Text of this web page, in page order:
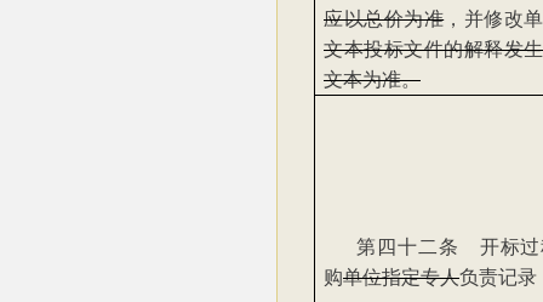
应以总价为准，并修改
文本投标文件的解释发
文本为准。
第四十二条 开标过
购单位指定专人负责记录